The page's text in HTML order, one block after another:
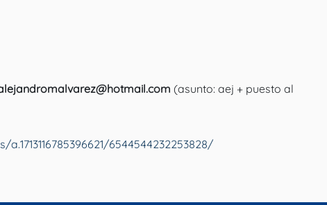
(asunto: aej + puesto al
6544544232253828/